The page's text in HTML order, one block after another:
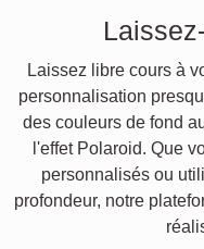
Laissez libre cours à
personnalisation
des couleurs de fond
l'effet Polaroid. Que
personnalisés ou
profondeur, notre